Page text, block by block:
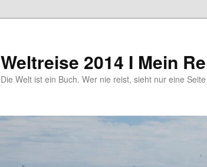
Weltreise 2014 I Mein
Die Welt ist ein Buch. Wer nie reist, sieht nur eine